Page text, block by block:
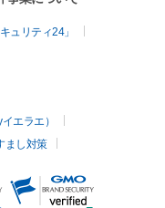
ュリティ24」
エラエ）
まし対策